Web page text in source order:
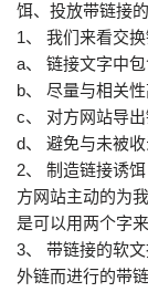
饵、投放带链接
1、 我们来看交
a、 链接文字中
b、 尽量与相关
c、 对方网站导
d、 避免与未被
2、 制造链接诱
方网站主动的为
是可以用两个字
3、 带链接的软
外链而进行的带